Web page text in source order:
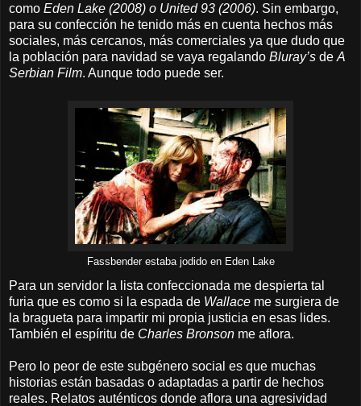
como Eden Lake (2008) o United 93 (2006). Sin embargo,
para su confección he tenido más en cuenta hechos más
sociales, más cercanos, más comerciales ya que dudo que
la población para navidad se vaya regalando Bluray’s de A
Serbian Film. Aunque todo puede ser.
Fassbender estaba jodido en Eden Lake
Para un servidor la lista confeccionada me despierta tal
furia que es como si la espada de Wallace me surgiera de
la bragueta para impartir mi propia justicia en esas lides.
También el espíritu de Charles Bronson me aflora.
Pero lo peor de este subgénero social es que muchas
historias están basadas o adaptadas a partir de hechos
reales. Relatos auténticos donde aflora una agresividad